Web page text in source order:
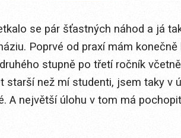
se pár šťastných náhod a já
Poprvé od praxí mám
stupně po třetí ročník
starší než mí studenti, jsem taky v
A největší úlohu v tom má